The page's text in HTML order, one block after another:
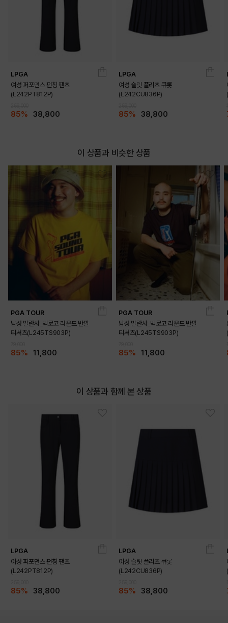
DETAILS
LPGA
여성 퍼포먼스 펀칭 팬츠
(L242PT812P)
85% 38,800
LPGA
여성 슬릿 플리츠 큐롯
(L242CU836P)
85% 38,800
이 상품과 비슷한 상품
PGA TOUR
남성 발란사_빅로고 라운드 반팔
티셔츠(L245TS903P)
85% 11,800
PGA TOUR
남성 발란사_빅로고 라운드 반팔
티셔츠(L245TS903P)
85% 11,800
이 상품과 함께 본 상품
LPGA
여성 퍼포먼스 펀칭 팬츠
(L242PT812P)
85% 38,800
LPGA
여성 슬릿 플리츠 큐롯
(L242CU836P)
85% 38,800